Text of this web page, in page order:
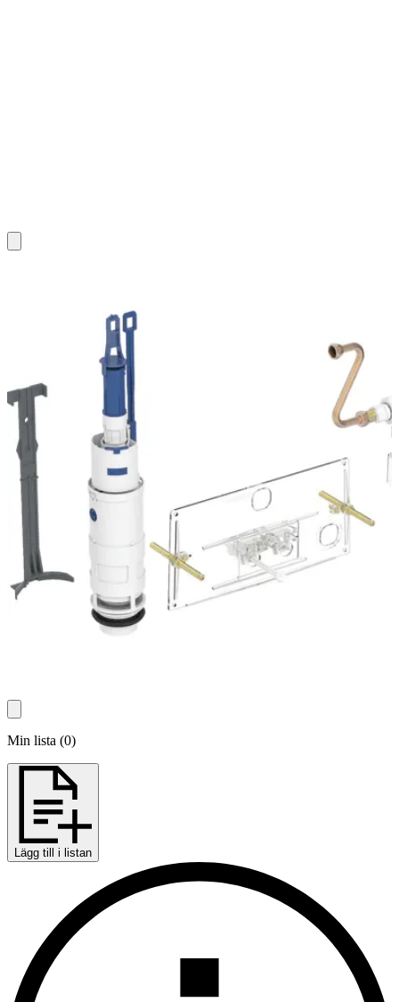
Min lista (0)
Lägg till i listan